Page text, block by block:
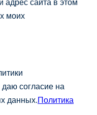
адрес сайта в этом
моих
согласие на
данных.Политика